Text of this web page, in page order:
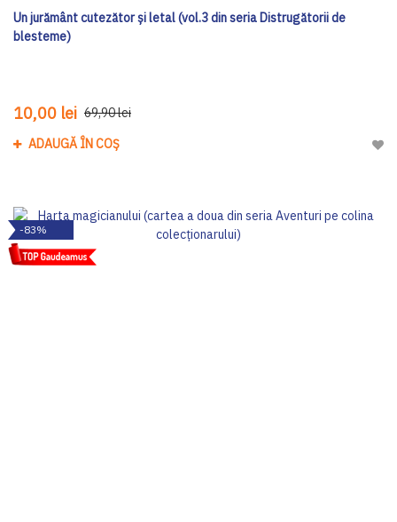
Un jurământ cutezător și letal (vol.3 din seria Distrugătorii de
blesteme)
10,00 lei 69,90 lei
ADAUGĂ ÎN COȘ
-83%